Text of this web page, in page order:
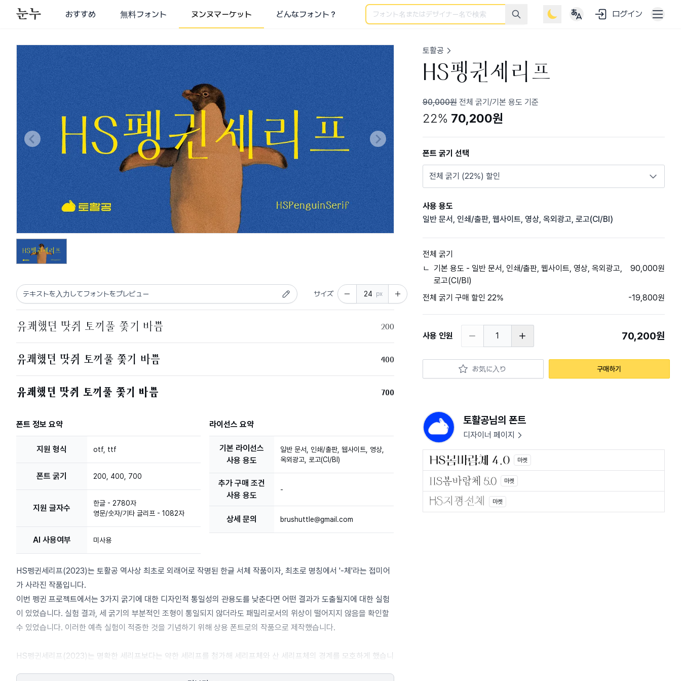
おすすめ 無料フォント ヌンヌマーケット どんなフォント？
検索 ログイン
サイズ px
200
400
700
폰트 정보 요약
지원 형식 otf, ttf
폰트 굵기 200, 400, 700
지원 글자수
한글 - 2780자
영문/숫자/기타 글리프 - 1082자
AI 사용여부 미사용
라이선스 요약
기본 라이선스
사용 용도
일반 문서, 인쇄/출판, 웹사이트, 영상,
옥외광고, 로고(CI/BI)
추가 구매 조건
사용 용도
-
상세 문의 brushuttle@gmail.com
HS펭귄세리프(2023)는 토활공 역사상 최초로 외래어로 작명된 한글 서체 작품이자, 최초로 명칭에서 '-체'라는 접미어
가 사라진 작품입니다.
이번 펭귄 프로젝트에서는 3가지 굵기에 대한 디자인적 통일성의 관용도를 낮춘다면 어떤 결과가 도출될지에 대한 실험
이 있었습니다. 실험 결과, 세 굵기의 부분적인 조형이 통일되지 않더라도 패밀리로서의 위상이 떨어지지 않음을 확인할
수 있었습니다. 이러한 예측 실험이 적중한 것을 기념하기 위해 상용 폰트로의 작품으로 제작했습니다.
HS펭귄세리프(2023)는 명확한 세리프보다는 약한 세리프를 첨가해 세리프체와 산 세리프체의 경계를 모호하게 했습니
토활공
HS펭귄세리프
90,000원 전체 굵기/기본 용도 기준
22% 70,200원
폰트 굵기 선택
전체 굵기 (22%) 할인
사용 용도
일반 문서, 인쇄/출판, 웹사이트, 영상, 옥외광고, 로고(CI/BI)
전체 굵기
ㄴ 기본 용도 - 일반 문서, 인쇄/출판, 웹사이트, 영상, 옥외광고,
로고(CI/BI)
90,000원
전체 굵기 구매 할인 22% -19,800원
사용 인원 70,200원
お気に入り
토활공님의 폰트
디자이너 페이지
마켓
마켓
마켓